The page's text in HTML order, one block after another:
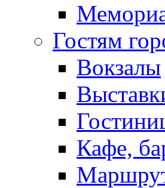
Гостям
Вокзалы
Кафе,